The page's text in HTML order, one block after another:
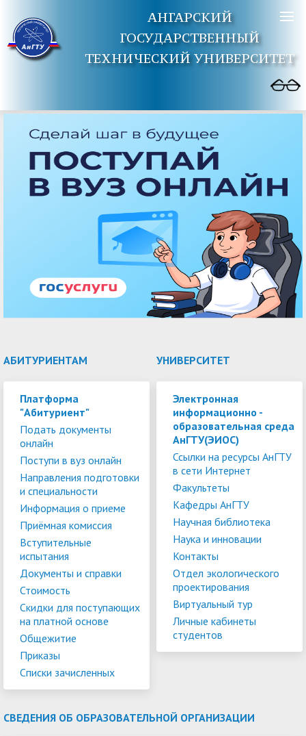
АНГАРСКИЙ
ГОСУДАРСТВЕННЫЙ
ТЕХНИЧЕСКИЙ УНИВЕРСИТЕТ
АБИТУРИЕНТАМ
Платформа
"Абитуриент"
Подать документы
онлайн
Поступи в вуз онлайн
Направления подготовки
и специальности
Информация о приеме
Приёмная комиссия
Вступительные
испытания
Документы и справки
Стоимость
Скидки для поступающих
на платной основе
Общежитие
Приказы
Списки зачисленных
УНИВЕРСИТЕТ
Электронная
информационно -
образовательная среда
АнГТУ(ЭИОС)
Ссылки на ресурсы АнГТУ
в сети Интернет
Факультеты
Кафедры АнГТУ
Научная библиотека
Наука и инновации
Контакты
Отдел экологического
проектирования
Виртуальный тур
Личные кабинеты
студентов
СВЕДЕНИЯ ОБ ОБРАЗОВАТЕЛЬНОЙ ОРГАНИЗАЦИИ